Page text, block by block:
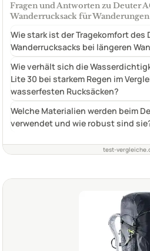
Fragen und Antworten zu Deuter
Wanderrucksack für Wanderungen
Wie stark ist der Tragekomfort des
Wanderrucksacks bei längeren
Wie verhält sich die
Lite 30 bei starkem Regen im
wasserfesten Rucksäcken?
Welche Materialien werden beim
verwendet und wie robust sind
test-